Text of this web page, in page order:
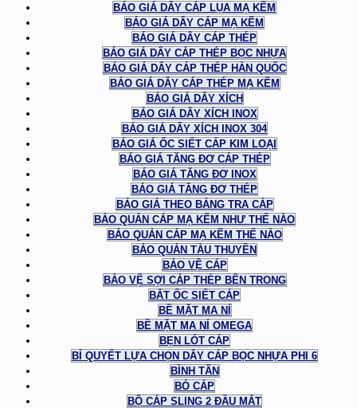
BÁO GIÁ DÂY CÁP LỤA MẠ KẼM
BÁO GIÁ DÂY CÁP MẠ KẼM
BÁO GIÁ DÂY CÁP THÉP
BÁO GIÁ DÂY CÁP THÉP BỌC NHỰA
BÁO GIÁ DÂY CÁP THÉP HÀN QUỐC
BÁO GIÁ DÂY CÁP THÉP MẠ KẼM
BÁO GIÁ DÂY XÍCH
BÁO GIÁ DÂY XÍCH INOX
BÁO GIÁ DÂY XÍCH INOX 304
BÁO GIÁ ỐC SIẾT CÁP KIM LOẠI
BÁO GIÁ TĂNG ĐƠ CÁP THÉP
BÁO GIÁ TĂNG ĐƠ INOX
BÁO GIÁ TĂNG ĐƠ THÉP
BÁO GIÁ THEO BẢNG TRA CÁP
BẢO QUẢN CÁP MẠ KẼM NHƯ THẾ NÀO
BẢO QUẢN CÁP MẠ KẼM THẾ NÀO
BẢO QUẢN TÀU THUYỀN
BẢO VỆ CÁP
BẢO VỆ SỢI CÁP THÉP BÊN TRONG
BẮT ỐC SIẾT CÁP
BỀ MẶT MA NÍ
BỀ MẶT MA NÍ OMEGA
BẸN LÓT CÁP
BÍ QUYẾT LỰA CHỌN DÂY CÁP BỌC NHỰA PHI 6
BÌNH TÂN
BÓ CÁP
BỘ CÁP SLING 2 ĐẦU MẮT